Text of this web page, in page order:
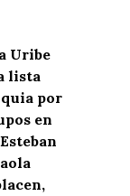
Uribe
lista
por
en